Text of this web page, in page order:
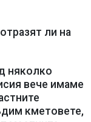
ли на
няколко
вече имаме
кметовете,